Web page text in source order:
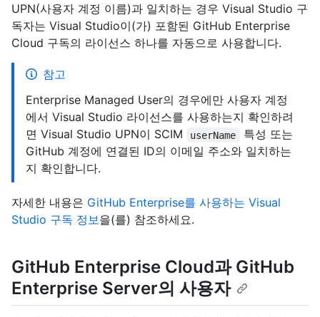
UPN(사용자 계정 이름)과 일치하는 경우 Visual Studio 구
독자는 Visual Studio이(가) 포함된 GitHub Enterprise
Cloud 구독의 라이선스 하나를 자동으로 사용합니다.
참고
Enterprise Managed User의 경우에만 사용자 계정
에서 Visual Studio 라이선스를 사용하는지 확인하려
면 Visual Studio UPN이 SCIM
userName
특성 또는
GitHub 계정에 연결된 ID의 이메일 주소와 일치하는
지 확인합니다.
자세한 내용은 GitHub Enterprise를 사용하는 Visual
Studio 구독 정보을(를) 참조하세요.
GitHub Enterprise Cloud과 GitHub
Enterprise Server의 사용자